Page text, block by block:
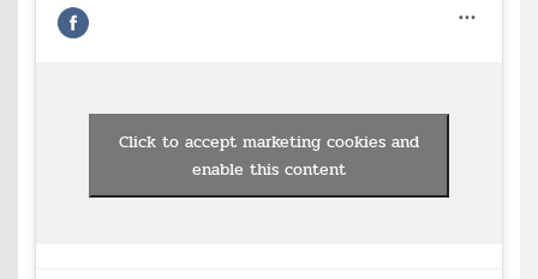
Click to accept marketing cookies and
enable this content